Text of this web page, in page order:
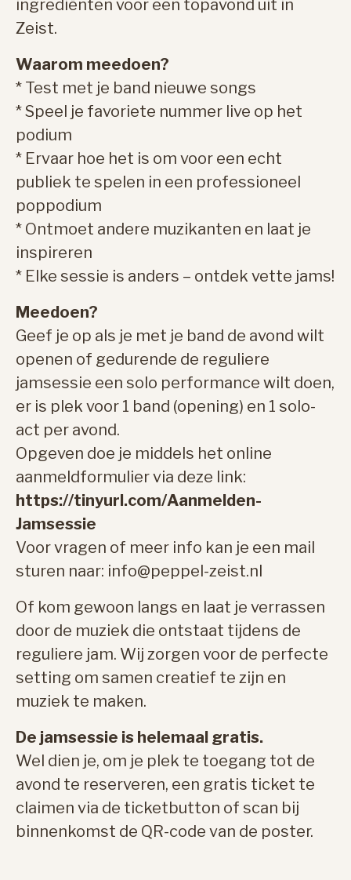
ingrediënten voor een topavond uit in
Zeist.
Waarom meedoen?
* Test met je band nieuwe songs
* Speel je favoriete nummer live op het
podium
* Ervaar hoe het is om voor een echt
publiek te spelen in een professioneel
poppodium
* Ontmoet andere muzikanten en laat je
inspireren
* Elke sessie is anders – ontdek vette jams!
Meedoen?
Geef je op als je met je band de avond wilt
openen of gedurende de reguliere
jamsessie een solo performance wilt doen,
er is plek voor 1 band (opening) en 1 solo-
act per avond.
Opgeven doe je middels het online
aanmeldformulier via deze link:
https://tinyurl.com/Aanmelden-
Jamsessie
Voor vragen of meer info kan je een mail
sturen naar: info@peppel-zeist.nl
Of kom gewoon langs en laat je verrassen
door de muziek die ontstaat tijdens de
reguliere jam. Wij zorgen voor de perfecte
setting om samen creatief te zijn en
muziek te maken.
De jamsessie is helemaal gratis.
Wel dien je, om je plek te toegang tot de
avond te reserveren, een gratis ticket te
claimen via de ticketbutton of scan bij
binnenkomst de QR-code van de poster.